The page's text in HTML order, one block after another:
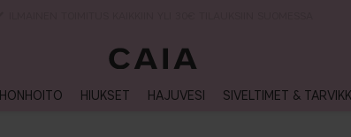
IHONHOITO HIUKSET HAJUVESI SIVELTIMET &